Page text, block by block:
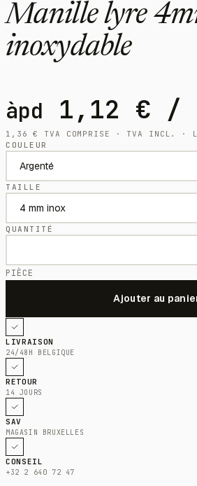
Manille lyre
inoxydable
àpd 1,12 € /
1,36€
TVA COMPRISE · TVA INCL. ·
COULEUR
TAILLE
QUANTITÉ
PIÈCE
LIVRAISON
24/48H BELGIQUE
RETOUR
14 JOURS
SAV
MAGASIN BRUXELLES
CONSEIL
+32 2 640 72 47